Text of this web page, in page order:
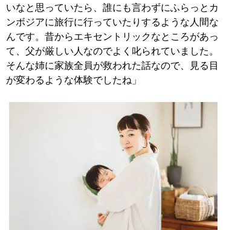
いなと思っていたら、誰にも言わずにふらっとカ
ンボジアに旅行に行っていたりするような人間な
んです。昔からエキセントリックなところがあっ
て、父が厳しい人なのでよく叱られていました。
そんな姉に家族全員が救われた話なので、見る目
が変わるような体験でしたね」